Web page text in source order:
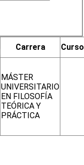
Carrera
Curso
MÁSTER
UNIVERSITARIO
EN FILOSOFÍA
TEÓRICA Y
PRÁCTICA